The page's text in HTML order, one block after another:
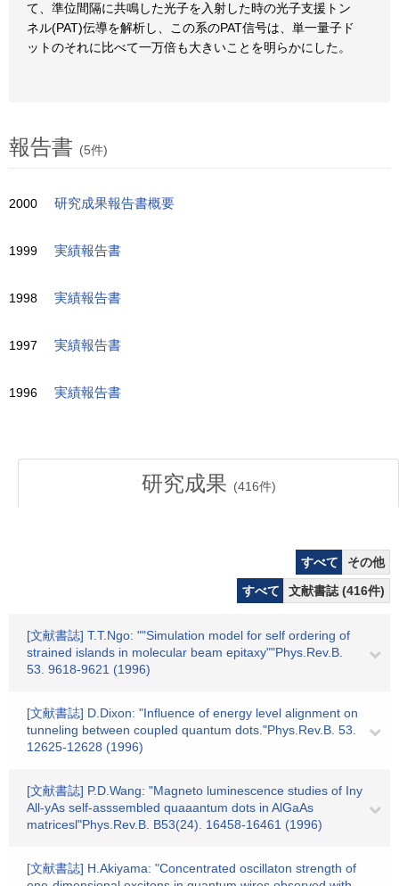
て、準位間隔に共鳴した光子を入射した時の光子支援トン
ネル(PAT)伝導を解析し、この系のPAT信号は、単一量子ド
ットのそれに比べて一万倍も大きいことを明らかにした。
報告書 (5件)
2000 研究成果報告書概要
1999 実績報告書
1998 実績報告書
1997 実績報告書
1996 実績報告書
研究成果 (416件)
すべて
その他
すべて
文献書誌 (416件)
[文献書誌] T.T.Ngo: ""Simulation model for self ordering of
strained islands in molecular beam epitaxy""Phys.Rev.B.
53. 9618-9621 (1996)
[文献書誌] D.Dixon: "Influence of energy level alignment on
tunneling between coupled quantum dots."Phys.Rev.B. 53.
12625-12628 (1996)
[文献書誌] P.D.Wang: "Magneto luminescence studies of Iny
All-yAs self-asssembled quaaantum dots in AlGaAs
matricesl"Phys.Rev.B. B53(24). 16458-16461 (1996)
[文献書誌] H.Akiyama: "Concentrated oscillaton strength of